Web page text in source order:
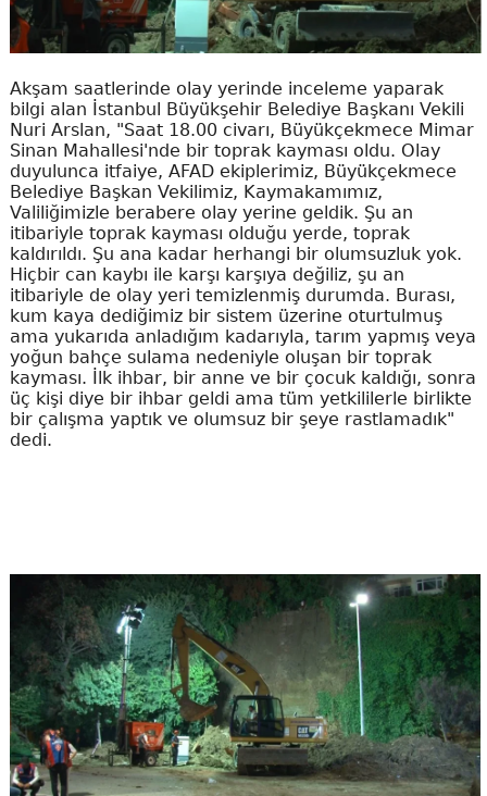
Akşam saatlerinde olay yerinde inceleme yaparak
bilgi alan İstanbul Büyükşehir Belediye Başkanı Vekili
Nuri Arslan, "Saat 18.00 civarı, Büyükçekmece Mimar
Sinan Mahallesi'nde bir toprak kayması oldu. Olay
duyulunca itfaiye, AFAD ekiplerimiz, Büyükçekmece
Belediye Başkan Vekilimiz, Kaymakamımız,
Valiliğimizle berabere olay yerine geldik. Şu an
itibariyle toprak kayması olduğu yerde, toprak
kaldırıldı. Şu ana kadar herhangi bir olumsuzluk yok.
Hiçbir can kaybı ile karşı karşıya değiliz, şu an
itibariyle de olay yeri temizlenmiş durumda. Burası,
kum kaya dediğimiz bir sistem üzerine oturtulmuş
ama yukarıda anladığım kadarıyla, tarım yapmış veya
yoğun bahçe sulama nedeniyle oluşan bir toprak
kayması. İlk ihbar, bir anne ve bir çocuk kaldığı, sonra
üç kişi diye bir ihbar geldi ama tüm yetkililerle birlikte
bir çalışma yaptık ve olumsuz bir şeye rastlamadık"
dedi.